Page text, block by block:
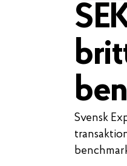
Svensk